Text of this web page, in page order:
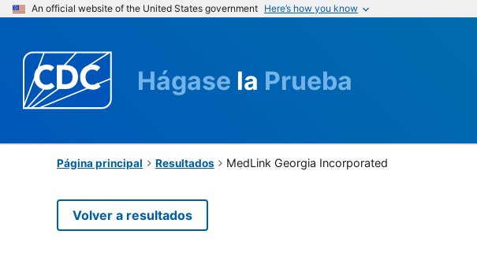
An official website of the United States government Here’s how you know
Hágase la Prueba
Página principal Resultados MedLink Georgia Incorporated
Volver a resultados